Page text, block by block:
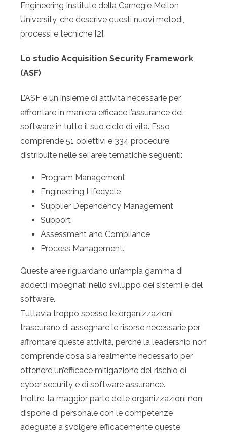
Engineering Institute della Carnegie Mellon
University, che descrive questi nuovi metodi,
processi e tecniche [2].
Lo studio Acquisition Security Framework
(ASF)
L’ASF è un insieme di attività necessarie per
affrontare in maniera efficace l’assurance del
software in tutto il suo ciclo di vita. Esso
comprende 51 obiettivi e 334 procedure,
distribuite nelle sei aree tematiche seguenti:
Program Management
Engineering Lifecycle
Supplier Dependency Management
Support
Assessment and Compliance
Process Management.
Queste aree riguardano un’ampia gamma di
addetti impegnati nello sviluppo dei sistemi e del
software.
Tuttavia troppo spesso le organizzazioni
trascurano di assegnare le risorse necessarie per
affrontare queste attività, perché la leadership non
comprende cosa sia realmente necessario per
ottenere un’efficace mitigazione del rischio di
cyber security e di software assurance.
Inoltre, la maggior parte delle organizzazioni non
dispone di personale con le competenze
adeguate a svolgere efficacemente queste